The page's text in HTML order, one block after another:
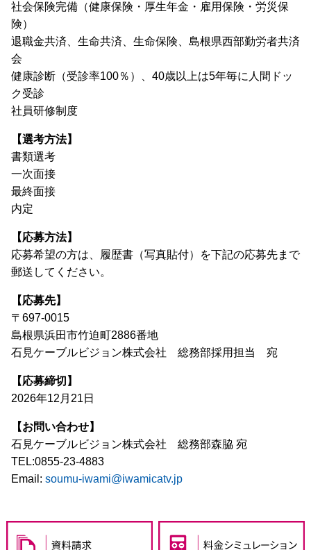
社会保険完備（健康保険・厚生年金・雇用保険・労災保
険）
退職金共済、生命共済、生命保険、島根県西部勤労者共済
会
健康診断（受診率100％）、40歳以上は5年毎に人間ドッ
ク受診
社員研修制度
【選考方法】
書類選考
一次面接
最終面接
内定
【応募方法】
応募希望の方は、履歴書（写真貼付）を下記の応募先まで
郵送してください。
【応募先】
〒697-0015
島根県浜田市竹迫町2886番地
石見ケーブルビジョン株式会社 総務部採用担当 宛
【応募締切】
2026年12月21日
【お問い合わせ】
石見ケーブルビジョン株式会社 総務部森脇 宛
TEL:0855-23-4883
Email: soumu-iwami@iwamicatv.jp